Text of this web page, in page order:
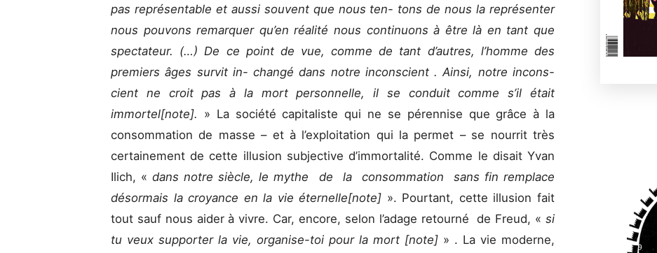
pas représentable et aussi souvent que nous ten- tons de nous la représenter
nous pouvons remarquer qu’en réalité nous continuons à être là en tant que
spectateur. (…) De ce point de vue, comme de tant d’autres, l’homme des
premiers âges survit in- changé dans notre inconscient . Ainsi, notre incons-
cient ne croit pas à la mort personnelle, il se conduit comme s’il était
immortel[note]. » La société capitaliste qui ne se pérennise que grâce à la
consommation de masse – et à l’exploitation qui la permet – se nourrit très
certainement de cette illusion subjective d’immortalité. Comme le disait Yvan
Ilich, «dans notre siècle, le mythe de la consommation sans fin remplace
désormais la croyance en la vie éternelle[note] ». Pourtant, cette illusion fait
tout sauf nous aider à vivre. Car, encore, selon l’adage retourné de Freud, « si
tu veux supporter la vie, organise-toi pour la mort [note] » . La vie moderne,